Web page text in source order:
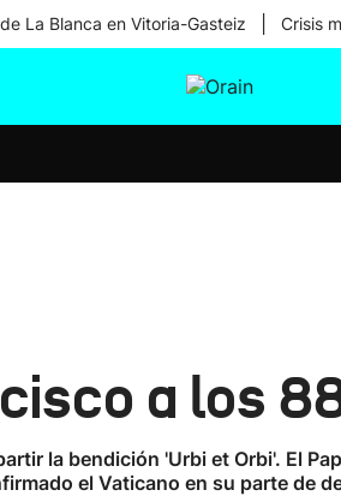
La Blanca en Vitoria-Gasteiz Crisis
a los
la bendición 'Urbi et Orbi'. El
el Vaticano en su parte de